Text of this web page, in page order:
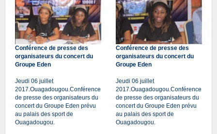
Conférence de presse des
organisateurs du concert du
Groupe Eden
Jeudi 06 juillet
2017.Ouagadougou.Conférence
de presse des organisateurs du
concert du Groupe Eden prévu
au palais des sport de
Ouagadougou.
Conférence de presse des
organisateurs du concert du
Groupe Eden
Jeudi 06 juillet
2017.Ouagadougou.Conférence
de presse des organisateurs du
concert du Groupe Eden prévu
au palais des sport de
Ouagadougou.